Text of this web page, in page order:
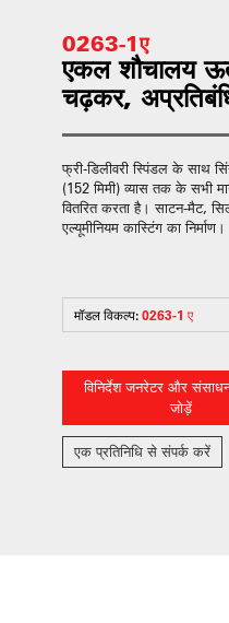
0263-1ए
एकल शौचालय
चढ़कर,
फ्री-डिलीवरी स्पिंडल के साथ
(152 मिमी) व्यास तक के सभी
वितरित करता है। साटन-मैट,
एल्यूमीनियम कास्टिंग का निर्माण।
मॉडल विकल्प:0263-1 ए
विनिर्देश जनरेटर और
जोड़ें
एक प्रतिनिधि से संपर्क करें